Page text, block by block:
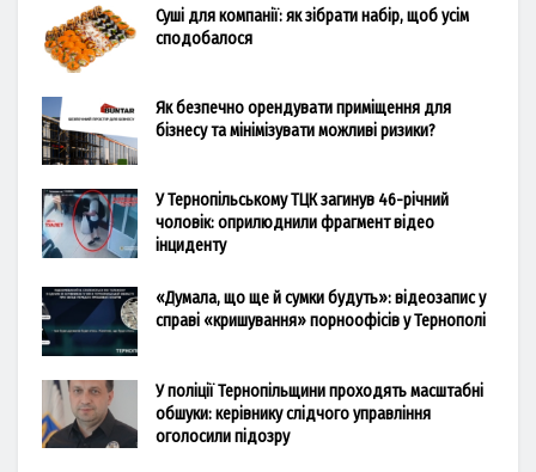
Суші для компанії: як зібрати набір, щоб усім
сподобалося
Як безпечно орендувати приміщення для
бізнесу та мінімізувати можливі ризики?
У Тернопільському ТЦК загинув 46-річний
чоловік: оприлюднили фрагмент відео
інциденту
«Думала, що ще й сумки будуть»: відеозапис у
справі «кришування» порноофісів у Тернополі
У поліції Тернопільщини проходять масштабні
обшуки: керівнику слідчого управління
оголосили підозру